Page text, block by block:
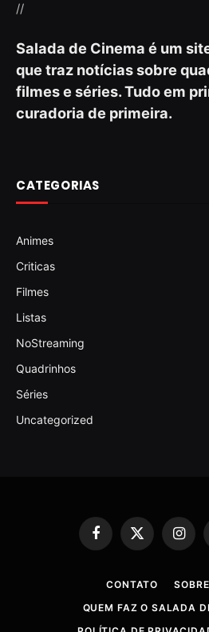
//
Salada de Cinema é um
que traz notícias sobre
filmes e séries. Tudo em
curadoria de primeira.
CATEGORIAS
Animes
Criticas
Filmes
Listas
NoStreaming
Quadrinhos
Séries
Uncategorized
Facebook
X
CONTATO
QUEM FAZ O SALADA